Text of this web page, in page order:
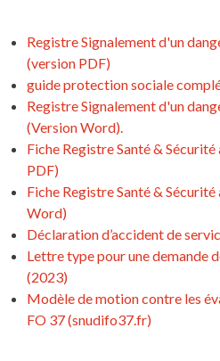
Registre Signalement d'un
(version PDF)
guide protection sociale
Registre Signalement d'un
(Version Word).
Fiche Registre Santé &
PDF)
Fiche Registre Santé &
Word)
Déclaration d’accident de
Lettre type pour une demande
(2023)
Modèle de motion contre les
FO 37 (snudifo37.fr)